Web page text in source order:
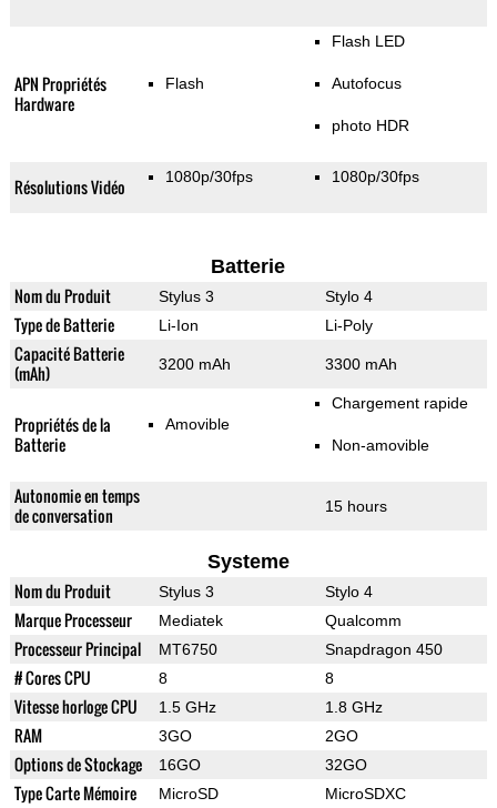
APN Propriétés
Hardware
Flash
Flash LED
Autofocus
photo HDR
Résolutions Vidéo 1080p/30fps 1080p/30fps
Batterie
Nom du Produit Stylus 3 Stylo 4
Type de Batterie Li-Ion Li-Poly
Capacité Batterie
(mAh)
3200 mAh 3300 mAh
Propriétés de la
Batterie
Amovible
Chargement rapide
Non-amovible
Autonomie en temps
de conversation
15 hours
Systeme
Nom du Produit Stylus 3 Stylo 4
Marque Processeur Mediatek Qualcomm
Processeur Principal MT6750 Snapdragon 450
# Cores CPU 8 8
Vitesse horloge CPU 1.5 GHz 1.8 GHz
RAM 3GO 2GO
Options de Stockage 16GO 32GO
Type Carte Mémoire MicroSD MicroSDXC